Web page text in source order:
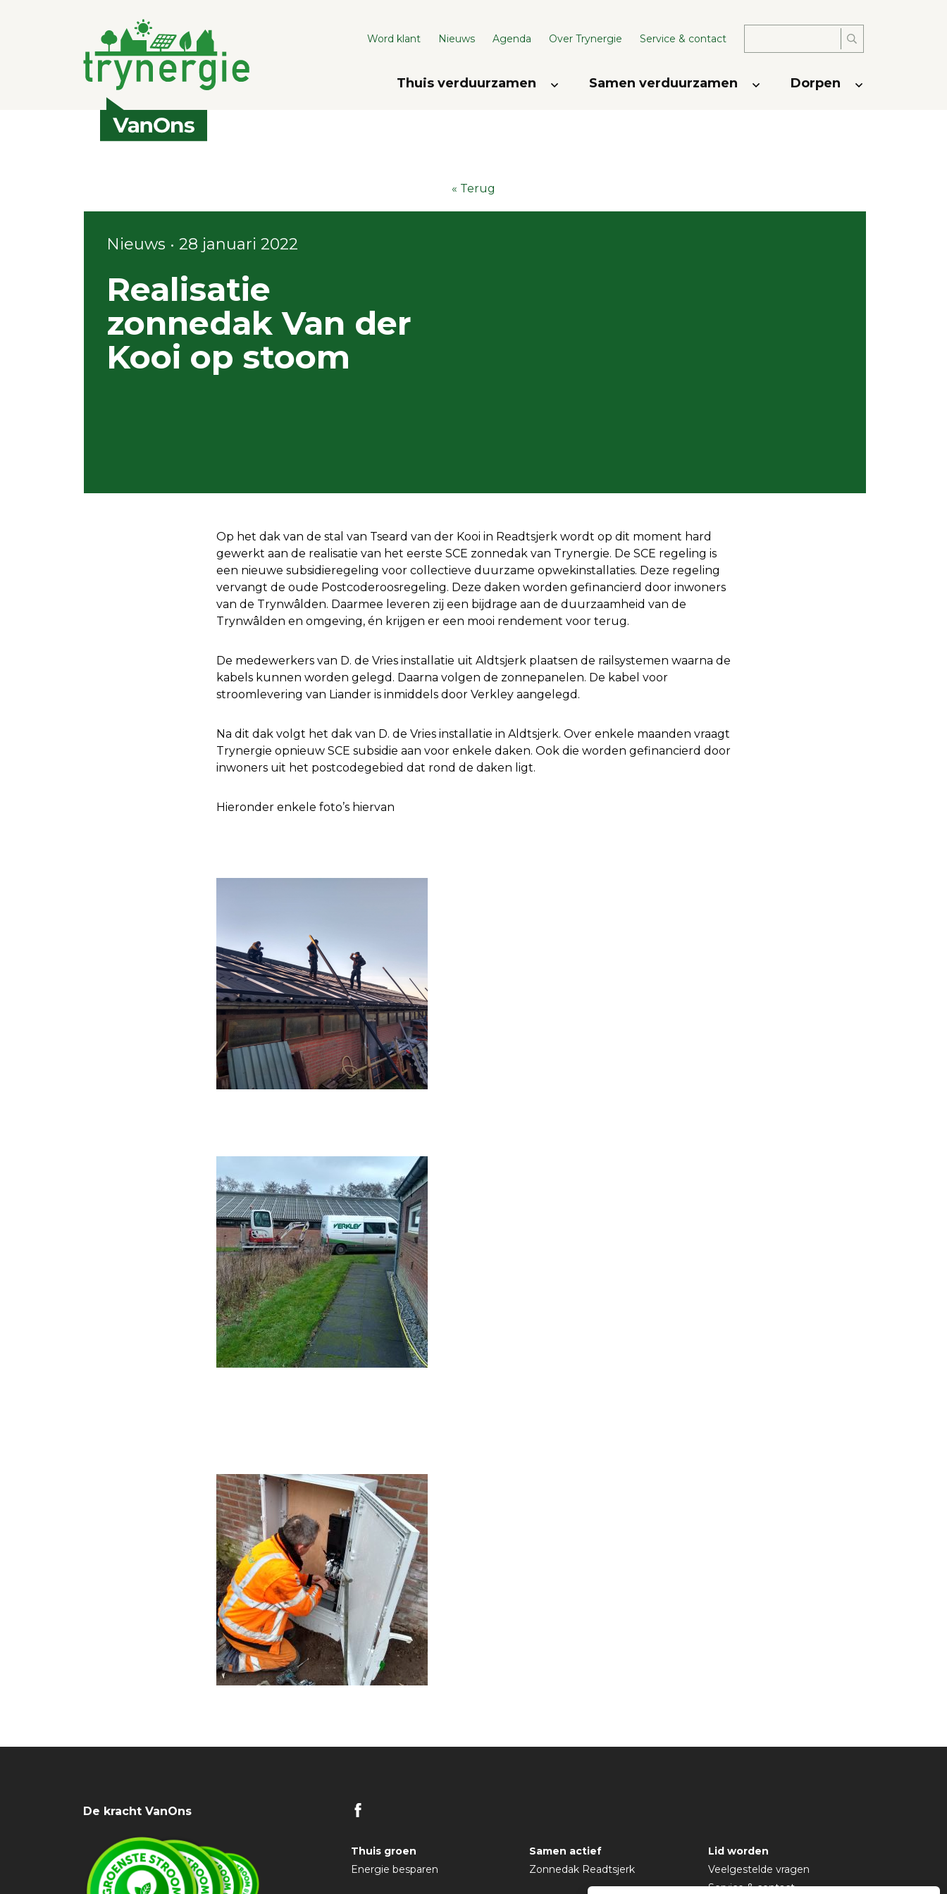
Word klant Nieuws Agenda Over Trynergie Service & contact
naar:
Thuis verduurzamen Samen verduurzamen Dorpen
« Terug
Nieuws • 28 januari 2022
Realisatie
zonnedak Van der
Kooi op stoom
Op het dak van de stal van Tseard van der Kooi in Readtsjerk wordt op dit moment hard
gewerkt aan de realisatie van het eerste SCE zonnedak van Trynergie. De SCE regeling is
een nieuwe subsidieregeling voor collectieve duurzame opwekinstallaties. Deze regeling
vervangt de oude Postcoderoosregeling. Deze daken worden gefinancierd door inwoners
van de Trynwâlden. Daarmee leveren zij een bijdrage aan de duurzaamheid van de
Trynwâlden en omgeving, én krijgen er een mooi rendement voor terug.
De medewerkers van D. de Vries installatie uit Aldtsjerk plaatsen de railsystemen waarna de
kabels kunnen worden gelegd. Daarna volgen de zonnepanelen. De kabel voor
stroomlevering van Liander is inmiddels door Verkley aangelegd.
Na dit dak volgt het dak van D. de Vries installatie in Aldtsjerk. Over enkele maanden vraagt
Trynergie opnieuw SCE subsidie aan voor enkele daken. Ook die worden gefinancierd door
inwoners uit het postcodegebied dat rond de daken ligt.
Hieronder enkele foto’s hiervan
De kracht VanOns
Thuis groen
Energie besparen
Samen actief
Zonnedak Readtsjerk
Lid worden
Veelgestelde vragen
Service & contact